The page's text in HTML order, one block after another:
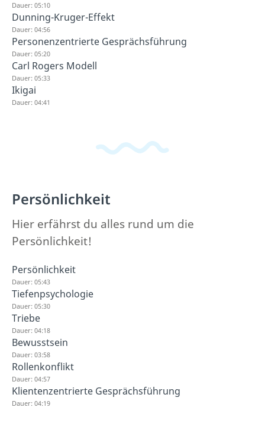
Dauer: 05:10
Dunning-Kruger-Effekt
Dauer: 04:56
Personenzentrierte Gesprächsführung
Dauer: 05:20
Carl Rogers Modell
Dauer: 05:33
Ikigai
Dauer: 04:41
Persönlichkeit
Hier erfährst du alles rund um die
Persönlichkeit!
Persönlichkeit
Dauer: 05:43
Tiefenpsychologie
Dauer: 05:30
Triebe
Dauer: 04:18
Bewusstsein
Dauer: 03:58
Rollenkonflikt
Dauer: 04:57
Klientenzentrierte Gesprächsführung
Dauer: 04:19